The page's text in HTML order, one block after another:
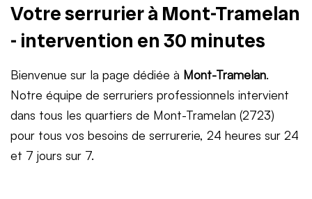
Votre serrurier à Mont-Tramelan
- intervention en 30 minutes
Bienvenue sur la page dédiée à Mont-Tramelan.
Notre équipe de serruriers professionnels intervient
dans tous les quartiers de Mont-Tramelan (2723)
pour tous vos besoins de serrurerie, 24 heures sur 24
et 7 jours sur 7.